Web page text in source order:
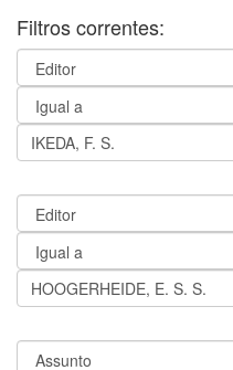
Filtros correntes: